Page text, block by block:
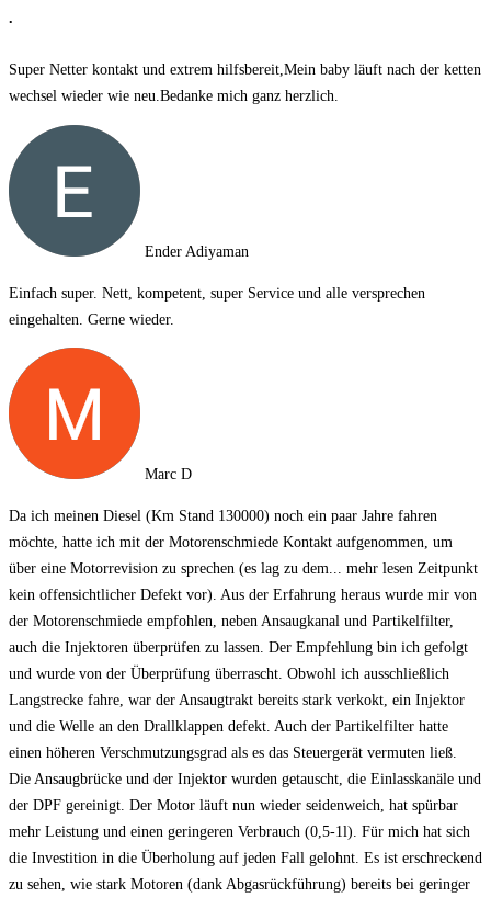
.
Super Netter kontakt und extrem hilfsbereit,Mein baby läuft nach der ketten
wechsel wieder wie neu.Bedanke mich ganz herzlich.
Ender Adiyaman
Einfach super. Nett, kompetent, super Service und alle versprechen
eingehalten. Gerne wieder.
Marc D
Da ich meinen Diesel (Km Stand 130000) noch ein paar Jahre fahren
möchte, hatte ich mit der Motorenschmiede Kontakt aufgenommen, um
über eine Motorrevision zu sprechen (es lag zu dem... mehr lesen Zeitpunkt
kein offensichtlicher Defekt vor). Aus der Erfahrung heraus wurde mir von
der Motorenschmiede empfohlen, neben Ansaugkanal und Partikelfilter,
auch die Injektoren überprüfen zu lassen. Der Empfehlung bin ich gefolgt
und wurde von der Überprüfung überrascht. Obwohl ich ausschließlich
Langstrecke fahre, war der Ansaugtrakt bereits stark verkokt, ein Injektor
und die Welle an den Drallklappen defekt. Auch der Partikelfilter hatte
einen höheren Verschmutzungsgrad als es das Steuergerät vermuten ließ.
Die Ansaugbrücke und der Injektor wurden getauscht, die Einlasskanäle und
der DPF gereinigt. Der Motor läuft nun wieder seidenweich, hat spürbar
mehr Leistung und einen geringeren Verbrauch (0,5-1l). Für mich hat sich
die Investition in die Überholung auf jeden Fall gelohnt. Es ist erschreckend
zu sehen, wie stark Motoren (dank Abgasrückführung) bereits bei geringer